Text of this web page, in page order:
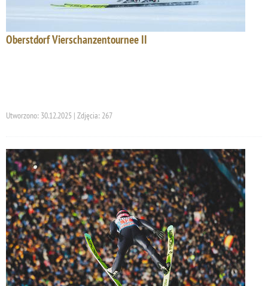
Oberstdorf Vierschanzentournee II
Utworzono: 30.12.2025 | Zdjęcia: 267